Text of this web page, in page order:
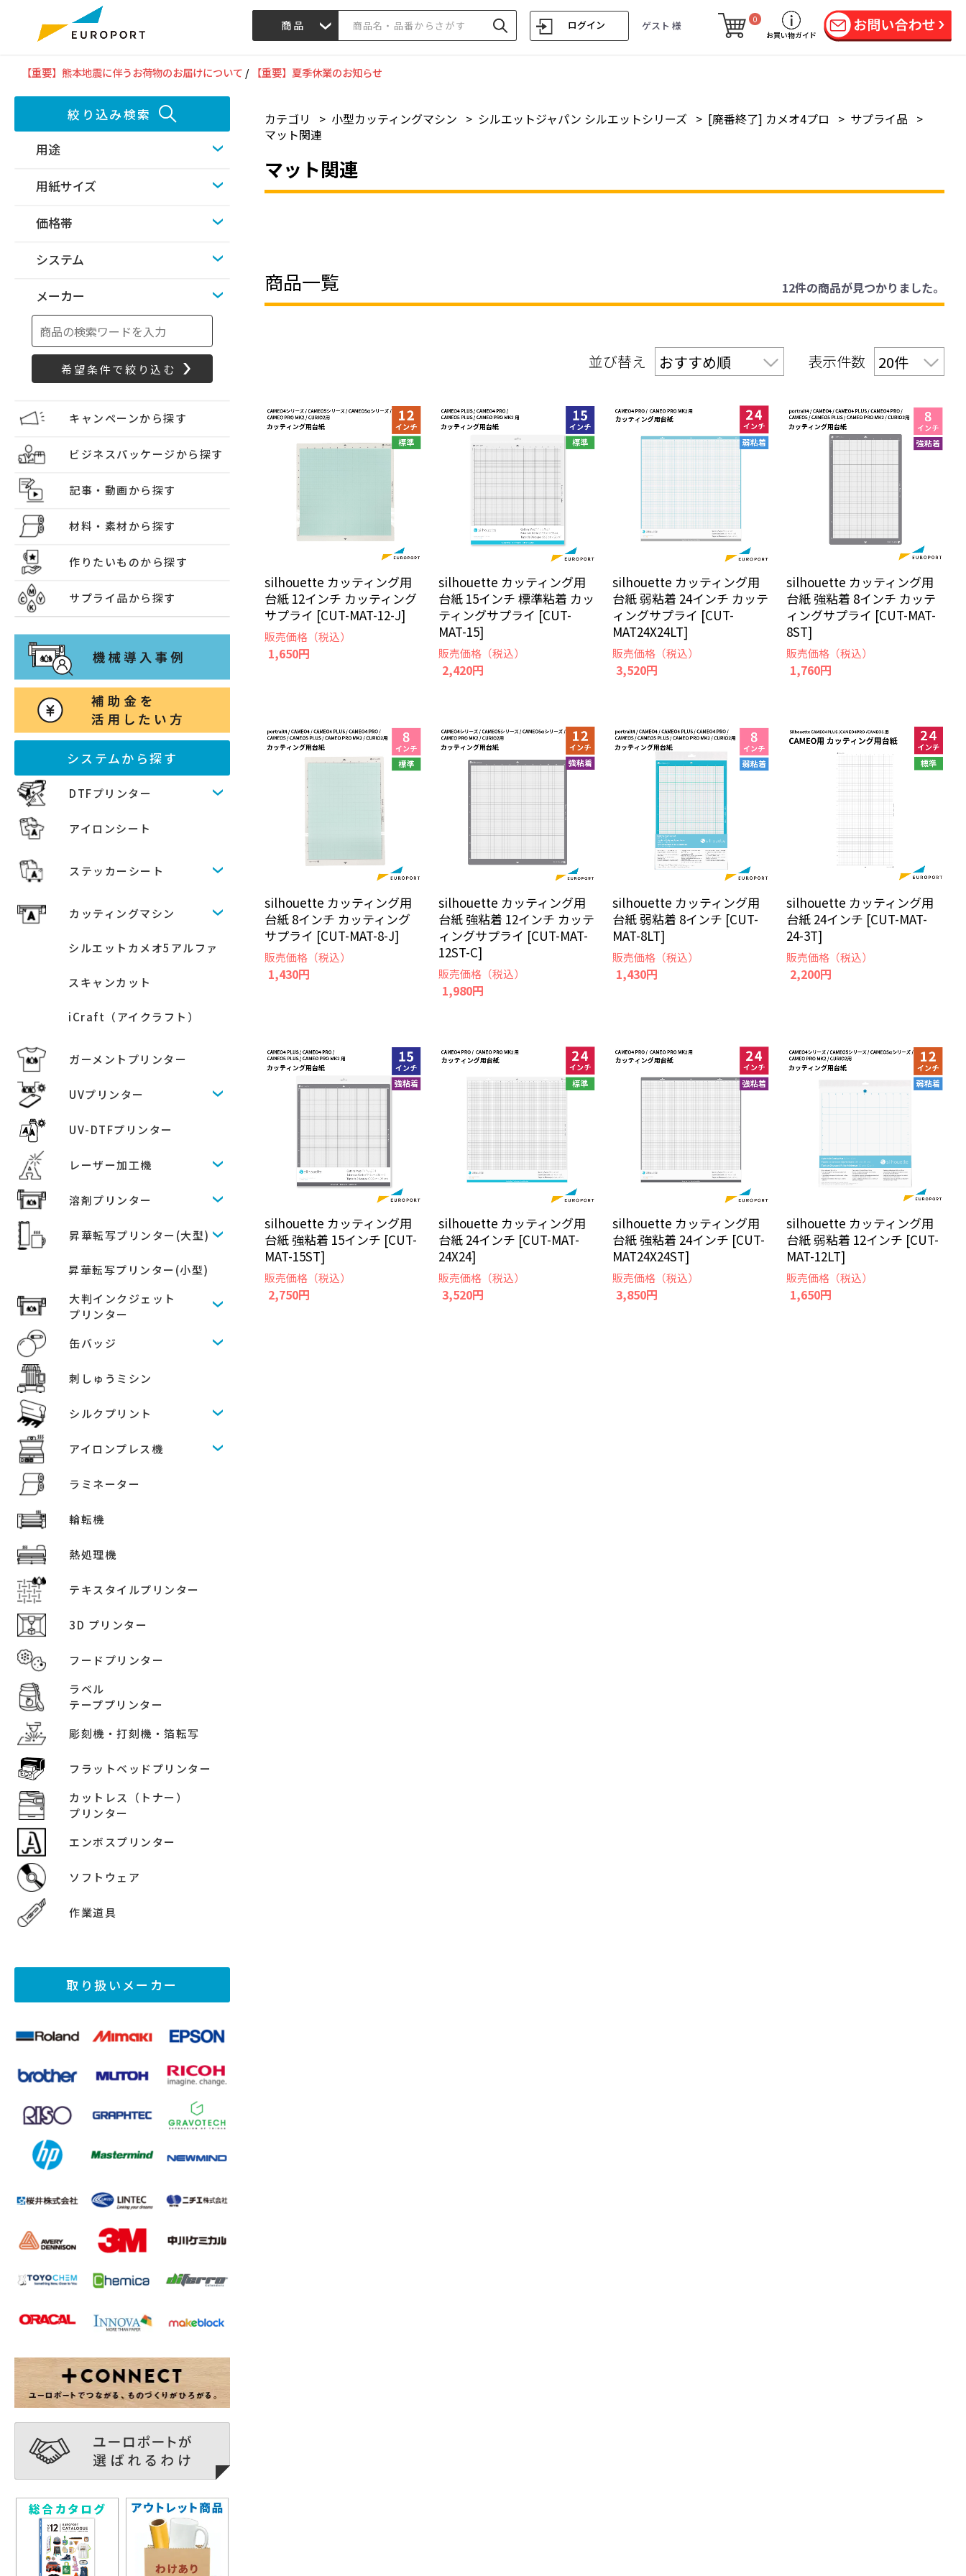
商品 ログイン ゲスト 様
0
お買い物ガイド
【重要】熊本地震に伴うお荷物のお届けについて / 【重要】夏季休業のお知らせ
絞り込み検索
用途
用紙サイズ
価格帯
システム
メーカー
キャンペーンから探す
ビジネスパッケージから探す
記事・動画から探す
材料・素材から探す
作りたいものから探す
サプライ品から探す
システムから探す
DTFプリンター
アイロンシート
ステッカーシート
カッティングマシン
シルエットカメオ5アルファ
スキャンカット
iCraft（アイクラフト）
ガーメントプリンター
UVプリンター
UV-DTFプリンター
レーザー加工機
溶剤プリンター
昇華転写プリンター(大型)
昇華転写プリンター(小型)
大判インクジェット
プリンター
缶バッジ
刺しゅうミシン
シルクプリント
アイロンプレス機
ラミネーター
輪転機
熱処理機
テキスタイルプリンター
3D プリンター
フードプリンター
ラベル
テーププリンター
彫刻機・打刻機・箔転写
フラットベッドプリンター
カットレス（トナー）
プリンター
エンボスプリンター
ソフトウェア
作業道具
取り扱いメーカー
カテゴリ > 小型カッティングマシン > シルエットジャパン シルエットシリーズ > [廃番終了] カメオ4プロ > サプライ品 >
マット関連
マット関連
商品一覧 12件の商品が見つかりました。
並び替え 表示件数
silhouette カッティング用
台紙 12インチ カッティング
サプライ [CUT-MAT-12-J]
販売価格（税込）
1,650円
silhouette カッティング用
台紙 15インチ 標準粘着 カッ
ティングサプライ [CUT-
MAT-15]
販売価格（税込）
2,420円
silhouette カッティング用
台紙 弱粘着 24インチ カッテ
ィングサプライ [CUT-
MAT24X24LT]
販売価格（税込）
3,520円
silhouette カッティング用
台紙 強粘着 8インチ カッテ
ィングサプライ [CUT-MAT-
8ST]
販売価格（税込）
1,760円
silhouette カッティング用
台紙 8インチ カッティング
サプライ [CUT-MAT-8-J]
販売価格（税込）
1,430円
silhouette カッティング用
台紙 強粘着 12インチ カッテ
ィングサプライ [CUT-MAT-
12ST-C]
販売価格（税込）
1,980円
silhouette カッティング用
台紙 弱粘着 8インチ [CUT-
MAT-8LT]
販売価格（税込）
1,430円
silhouette カッティング用
台紙 24インチ [CUT-MAT-
24-3T]
販売価格（税込）
2,200円
silhouette カッティング用
台紙 強粘着 15インチ [CUT-
MAT-15ST]
販売価格（税込）
2,750円
silhouette カッティング用
台紙 24インチ [CUT-MAT-
24X24]
販売価格（税込）
3,520円
silhouette カッティング用
台紙 強粘着 24インチ [CUT-
MAT24X24ST]
販売価格（税込）
3,850円
silhouette カッティング用
台紙 弱粘着 12インチ [CUT-
MAT-12LT]
販売価格（税込）
1,650円